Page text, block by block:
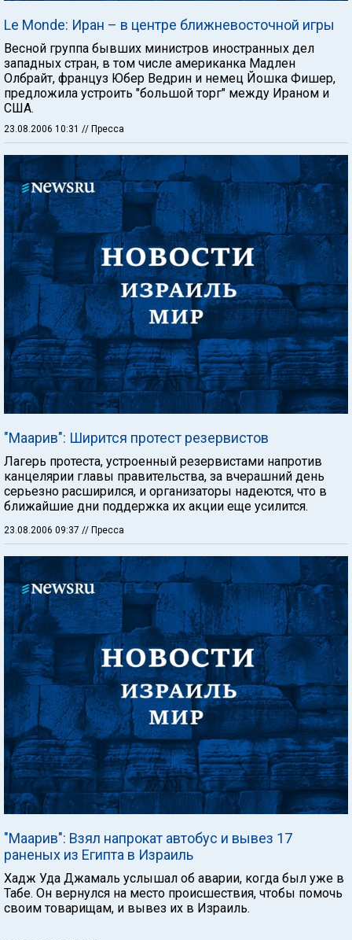
Le Monde: Иран – в центре ближневосточной игры
Весной группа бывших министров иностранных дел
западных стран, в том числе американка Мадлен
Олбрайт, француз Юбер Ведрин и немец Йошка Фишер,
предложила устроить "большой торг" между Ираном и
США.
23.08.2006 10:31 // Пресса
"Маарив": Ширится протест резервистов
Лагерь протеста, устроенный резервистами напротив
канцелярии главы правительства, за вчерашний день
серьезно расширился, и организаторы надеются, что в
ближайшие дни поддержка их акции еще усилится.
23.08.2006 09:37 // Пресса
"Маарив": Взял напрокат автобус и вывез 17
раненых из Египта в Израиль
Хадж Уда Джамаль услышал об аварии, когда был уже в
Табе. Он вернулся на место происшествия, чтобы помочь
своим товарищам, и вывез их в Израиль.